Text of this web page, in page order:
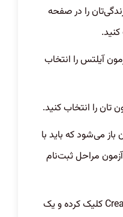
را در صفحه
آیلتس را انتخاب
تان را انتخاب کنید.
می‌شود که باید با
مراحل ثبت‌نام
بر روی دکمه Create New User کلیک کرده و یک